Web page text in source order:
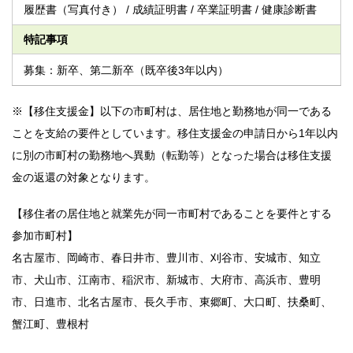
履歴書（写真付き） / 成績証明書 / 卒業証明書 / 健康診断書
特記事項
募集：新卒、第二新卒（既卒後3年以内）
※【移住支援金】以下の市町村は、居住地と勤務地が同一である
ことを支給の要件としています。移住支援金の申請日から1年以内
に別の市町村の勤務地へ異動（転勤等）となった場合は移住支援
金の返還の対象となります。
【移住者の居住地と就業先が同一市町村であることを要件とする
参加市町村】
名古屋市、岡崎市、春日井市、豊川市、刈谷市、安城市、知立
市、犬山市、江南市、稲沢市、新城市、大府市、高浜市、豊明
市、日進市、北名古屋市、長久手市、東郷町、大口町、扶桑町、
蟹江町、豊根村